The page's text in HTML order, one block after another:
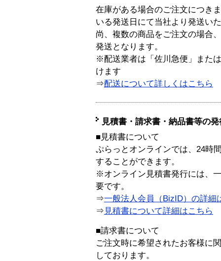
在庫がある場合のご注文につき
いる発送日にて当社より発送い
尚、複数の商品をご注文の場合
発送となります。
※配送業者は「佐川急便」また
けます
⇒配送について詳しくはこちら
見積書・請求書・納品書等の
■見積書について
ぷらっとオンラインでは、24時
することができます。
※オンライン見積書発行には、
要です。
⇒一般法人会員（BizID）の詳細
⇒ 見積書について詳細はこちら
■請求書について
ご注文時に希望されたお客様に
しております。